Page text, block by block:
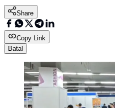
Share
Copy Link
Batal